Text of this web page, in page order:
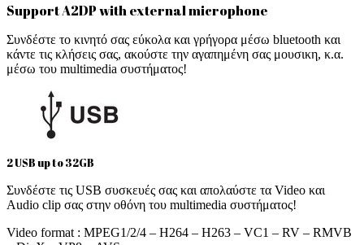
Support A2DP with external microphone
Συνδέστε το κινητό σας εύκολα και γρήγορα μέσω bluetooth και
κάντε τις κλήσεις σας, ακούστε την αγαπημένη σας μουσικη, κ.α.
μέσω του multimedia συστήματος!
2 USB up to 32GB
Συνδέστε τις USB συσκευές σας και απολαύστε τα Video και
Audio clip σας στην οθόνη του multimedia συστήματος!
Video format : MPEG1/2/4 – H264 – H263 – VC1 – RV – RMVB